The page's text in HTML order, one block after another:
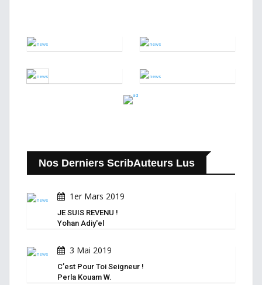
Nos Derniers ScribAuteurs Lus
1er Mars 2019
JE SUIS REVENU !
Yohan Adiy'el
3 Mai 2019
C’est Pour Toi Seigneur !
Perla Kouam W.